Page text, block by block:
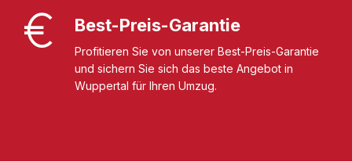
Best-Preis-Garantie
Profitieren Sie von unserer Best-Preis-Garantie
und sichern Sie sich das beste Angebot in
Wuppertal für Ihren Umzug.